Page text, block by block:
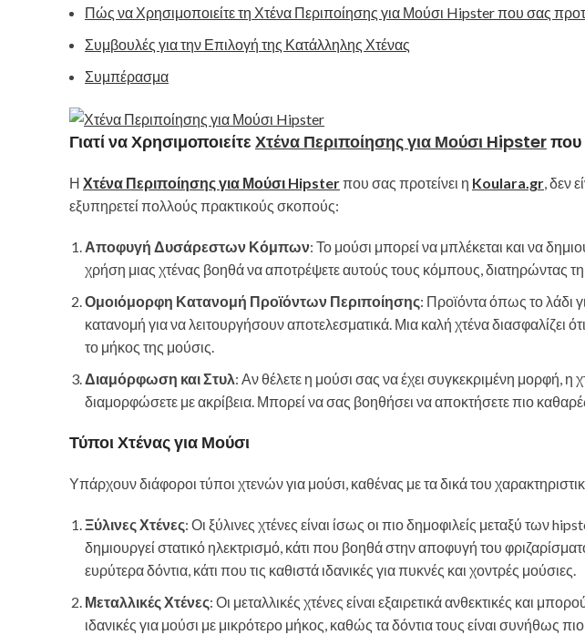
Πώς να Χρησιμοποιείτε τη Χτένα Περιποίησης για Μούσι Hipster που σας
Συμβουλές για την Επιλογή της Κατάλληλης Χτένας
Συμπέρασμα
Γιατί να Χρησιμοποιείτε Χτένα Περιποίησης για Μούσι Hipsterπου
Η Χτένα Περιποίησης για Μούσι Hipsterπου σας προτείνει η Koulara.gr, δεν
εξυπηρετεί πολλούς πρακτικούς σκοπούς:
Αποφυγή Δυσάρεστων Κόμπων: Το μούσι μπορεί να μπλέκεται και να
χρήση μιας χτένας βοηθά να αποτρέψετε αυτούς τους κόμπους, διατηρώντας
Ομοιόμορφη Κατανομή Προϊόντων Περιποίησης: Προϊόντα όπως το λάδι
κατανομή για να λειτουργήσουν αποτελεσματικά. Μια καλή χτένα διασφαλίζει
το μήκος της μούσις.
Διαμόρφωση και Στυλ: Αν θέλετε η μούσι σας να έχει συγκεκριμένη μορφή, η
διαμορφώσετε με ακρίβεια. Μπορεί να σας βοηθήσει να αποκτήσετε πιο
Τύποι Χτένας για Μούσι
Υπάρχουν διάφοροι τύποι χτενών για μούσι, καθένας με τα δικά του
Ξύλινες Χτένες: Οι ξύλινες χτένες είναι ίσως οι πιο δημοφιλείς μεταξύ των
δημιουργεί στατικό ηλεκτρισμό, κάτι που βοηθά στην αποφυγή του
ευρύτερα δόντια, κάτι που τις καθιστά ιδανικές για πυκνές και χοντρές μούσιες.
Μεταλλικές Χτένες: Οι μεταλλικές χτένες είναι εξαιρετικά ανθεκτικές και
ιδανικές για μούσι με μικρότερο μήκος, καθώς τα δόντια τους είναι συνήθως